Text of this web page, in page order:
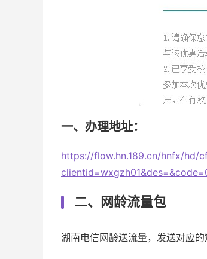
一、办理地址：
https://flow.hn.189.cn/hnfx/hd/
二、网龄流量包
湖南电信网龄送流量，发送对应